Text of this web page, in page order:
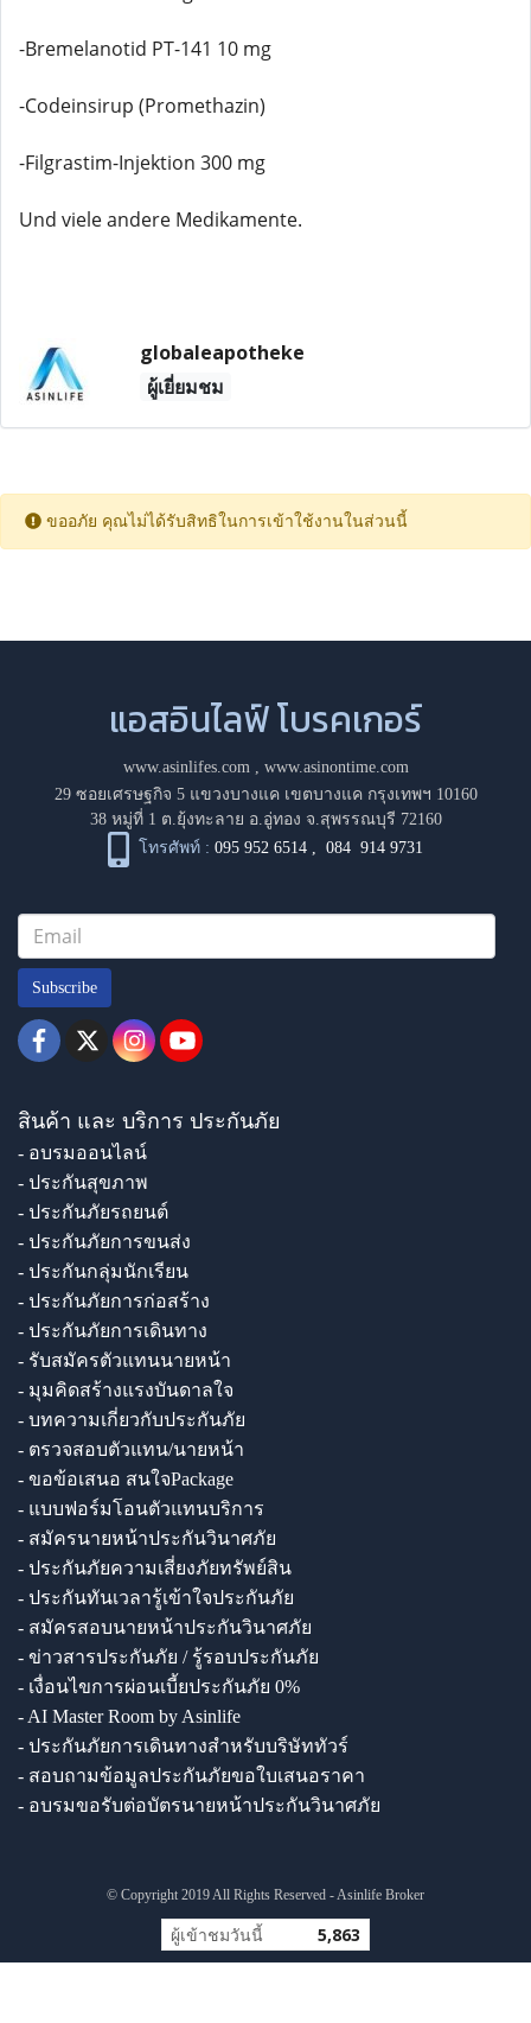
-Bremelanotid PT-141 10 mg
-Codeinsirup (Promethazin)
-Filgrastim-Injektion 300 mg
Und viele andere Medikamente.
globaleapotheke
ผู้เยี่ยมชม
ขออภัย คุณไม่ได้รับสิทธิในการเข้าใช้งานในส่วนนี้
แอสอินไลฟ์ โบรคเกอร์
www.asinlifes.com, www.asinontime.com
29 ซอยเศรษฐกิจ 5 แขวงบางแค เขตบางแค กรุงเทพฯ 10160
38 หมู่ที่ 1 ต.ยุ้งทะลาย อ.อู่ทอง จ.สุพรรณบุรี 72160
โทรศัพท์ : 095 952 6514 ,084 914 9731
Subscribe
สินค้า และ บริการ ประกันภัย
- อบรมออนไลน์
- ประกันสุขภาพ
- ประกันภัยรถยนต์
- ประกันภัยการขนส่ง
- ประกันกลุ่มนักเรียน
- ประกันภัยการก่อสร้าง
- ประกันภัยการเดินทาง
- รับสมัครตัวแทนนายหน้า
- มุมคิดสร้างแรงบันดาลใจ
- บทความเกี่ยวกับประกันภัย
- ตรวจสอบตัวแทน/นายหน้า
- ขอข้อเสนอ สนใจPackage
- แบบฟอร์มโอนตัวแทนบริการ
- สมัครนายหน้าประกันวินาศภัย
- ประกันภัยความเสี่ยงภัยทรัพย์สิน
- ประกันทันเวลารู้เข้าใจประกันภัย
- สมัครสอบนายหน้าประกันวินาศภัย
- ข่าวสารประกันภัย / รู้รอบประกันภัย
- เงื่อนไขการผ่อนเบี้ยประกันภัย 0%
- AI Master Room by Asinlife
- ประกันภัยการเดินทางสำหรับบริษัททัวร์
- สอบถามข้อมูลประกันภัยขอใบเสนอราคา
- อบรมขอรับต่อบัตรนายหน้าประกันวินาศภัย
© Copyright 2019 All Rights Reserved - Asinlife Broker
ผู้เข้าชมวันนี้ 5,863